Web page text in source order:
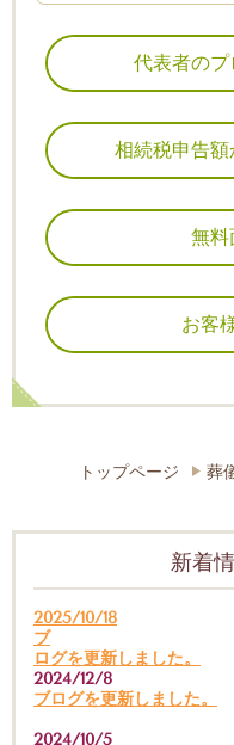
代表者の
相続税申告
無料
お客
トップページ 葬
新着
2025/10/18
ブ
ログを更新しました。
2024/12/8
ブログを更新しました。
2024/10/5